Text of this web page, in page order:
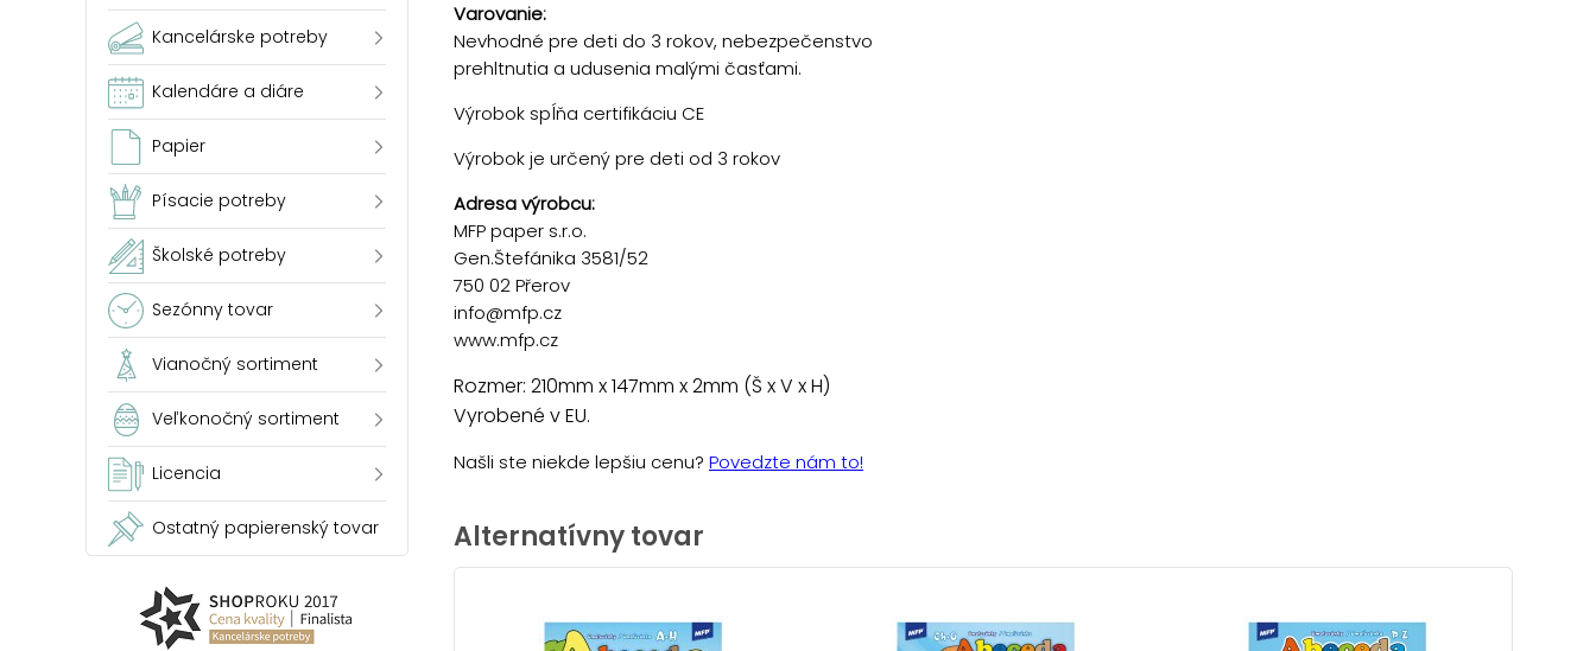
Kancelárske potreby
Kalendáre a diáre
Papier
Písacie potreby
Školské potreby
Sezónny tovar
Vianočný sortiment
Veľkonočný sortiment
Licencia
Ostatný papierenský tovar
Varovanie:
Nevhodné pre deti do 3 rokov, nebezpečenstvo
prehltnutia a udusenia malými časťami.
Výrobok spĺňa certifikáciu CE
Výrobok je určený pre deti od 3 rokov
Adresa výrobcu:
MFP paper s.r.o.
Gen.Štefánika 3581/52
750 02 Přerov
info@mfp.cz
www.mfp.cz
Rozmer: 210mm x 147mm x 2mm (Š x V x H)
Vyrobené v EU.
Našli ste niekde lepšiu cenu? Povedzte nám to!
Alternatívny tovar